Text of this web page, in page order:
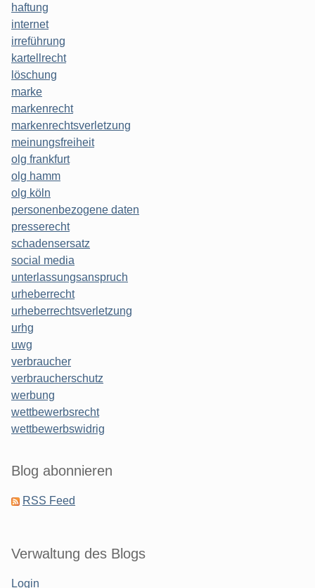
haftung
internet
irreführung
kartellrecht
löschung
marke
markenrecht
markenrechtsverletzung
meinungsfreiheit
olg frankfurt
olg hamm
olg köln
personenbezogene daten
presserecht
schadensersatz
social media
unterlassungsanspruch
urheberrecht
urheberrechtsverletzung
urhg
uwg
verbraucher
verbraucherschutz
werbung
wettbewerbsrecht
wettbewerbswidrig
Blog abonnieren
RSS Feed
Verwaltung des Blogs
Login